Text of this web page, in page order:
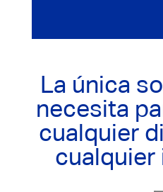
La única
necesita
cualquier
cualquier